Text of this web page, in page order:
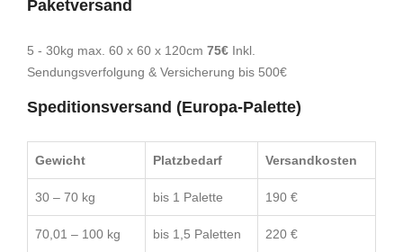
Paketversand
5 - 30kg max. 60 x 60 x 120cm 75€ Inkl.
Sendungsverfolgung & Versicherung bis 500€
Speditionsversand (Europa-Palette)
Gewicht Platzbedarf Versandkosten
30 – 70 kg bis 1 Palette 190 €
70,01 – 100 kg bis 1,5 Paletten 220 €